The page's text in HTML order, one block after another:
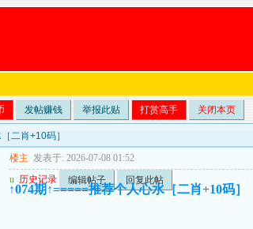
发帖赚钱 举报此贴 打赏高手 关闭本页
二肖+10码］
楼主 发表于: 2026-07-08 01:52
u 历史记录 编辑帖子 回复此帖
↑074期↑=====推荐个人心水［二肖+10码］